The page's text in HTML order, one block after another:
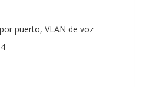
puerto, VLAN de voz